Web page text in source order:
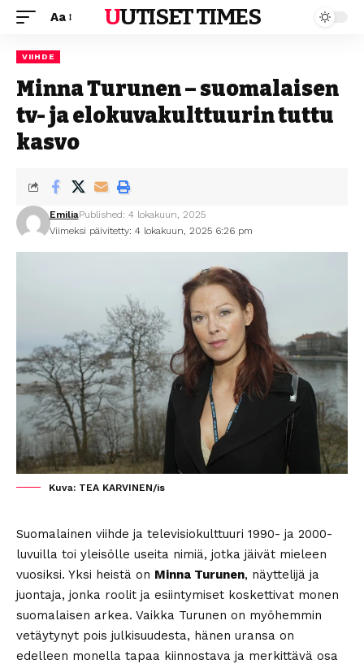
Aa UUTISET TIMES
VIIHDE
Minna Turunen – suomalaisen
tv- ja elokuvakulttuurin tuttu
kasvo
Viimeksi päivitetty: 4 lokakuun, 2025 6:26 pm
EmiliaPublished: 4 lokakuun, 2025
Kuva: TEA KARVINEN/is
Suomalainen viihde ja televisiokulttuuri 1990- ja 2000-
luvuilla toi yleisölle useita nimiä, jotka jäivät mieleen
vuosiksi. Yksi heistä on Minna Turunen, näyttelijä ja
juontaja, jonka roolit ja esiintymiset koskettivat monen
suomalaisen arkea. Vaikka Turunen on myöhemmin
vetäytynyt pois julkisuudesta, hänen uransa on
edelleen monella tapaa kiinnostava ja merkittävä osa